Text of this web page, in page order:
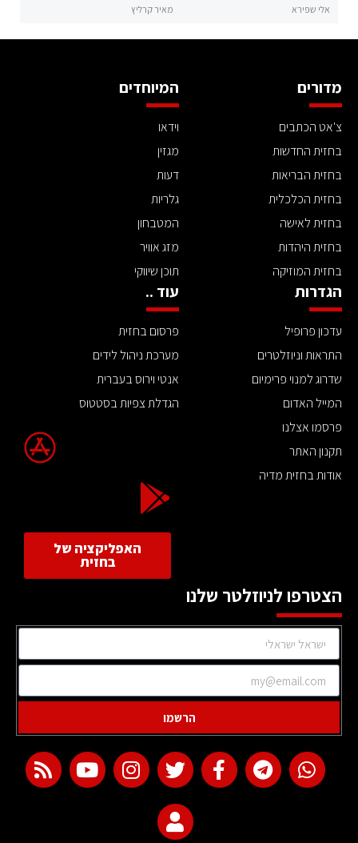
אלי שפירא מאיר קרליץ
מדורים
צ'אט הכתבים
בחזית החדשות
בחזית הבריאות
בחזית הכלכלית
בחזית לאישה
בחזית היהדות
בחזית המוזיקה
המיוחדים
וידאו
מגזין
דעות
גלריות
המטבחון
מזג אוויר
תוכן שיווקי
הגדרות
עדכון פרופיל
התראות וניוזלטרים
שדרוג למנוי פרימיום
המייל האדום
פרסמו אצלנו
תקנון האתר
אודות בחזית מדיה
עוד ..
פרסום בחזית
מערכת ניהול לידים
אנטי וירוס בעברית
הגדלת צפיות בסטטוס
האפליקציה של
בחזית
הצטרפו לניוזלטר שלנו
הרשמו